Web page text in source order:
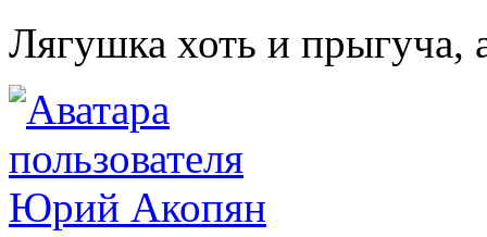
Лягушка хоть и прыгуча,
Юрий Акопян